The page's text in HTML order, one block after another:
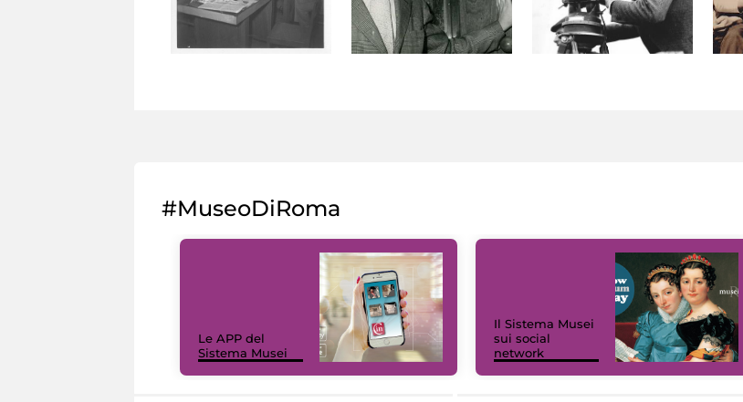
#MuseoDiRoma
Le APP del
Sistema Musei
Il Sistema Musei
sui social
network